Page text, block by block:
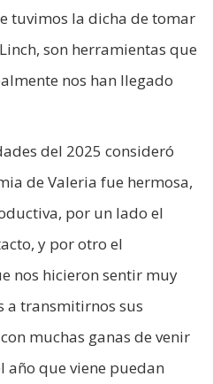
tuvimos la dicha de tomar
son herramientas que
nos han llegado
del 2025 consideró
de Valeria fue hermosa,
por un lado el
y por otro el
nos hicieron sentir muy
a transmitirnos sus
muchas ganas de venir
año que viene puedan